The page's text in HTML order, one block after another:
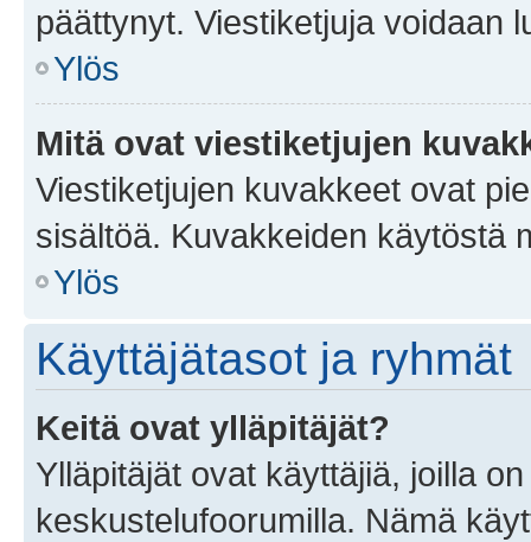
päättynyt. Viestiketjuja voidaan
Ylös
Mitä ovat viestiketjujen
Viestiketjujen kuvakkeet ovat
sisältöä. Kuvakkeiden käytöstä
Ylös
Käyttäjätasot ja ryhmät
Keitä ovat ylläpitäjät?
Ylläpitäjät ovat käyttäjiä, joilla
keskustelufoorumilla. Nämä